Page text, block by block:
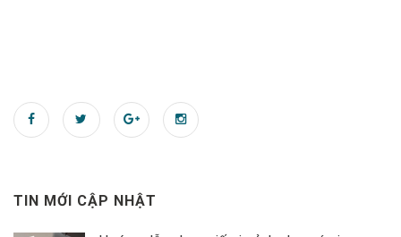
TIN MỚI CẬP NHẬT